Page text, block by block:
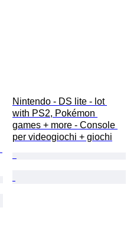
Nintendo - DS lite - lot
with PS2, Pokémon
games + more - Console
per videogiochi + giochi